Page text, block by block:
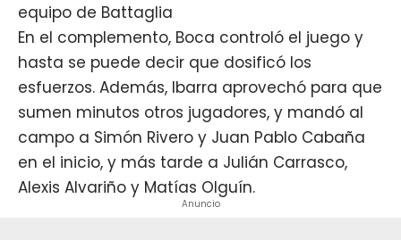
equipo de Battaglia
En el complemento, Boca controló el juego y
hasta se puede decir que dosificó los
esfuerzos. Además, Ibarra aprovechó para que
sumen minutos otros jugadores, y mandó al
campo a Simón Rivero y Juan Pablo Cabaña
en el inicio, y más tarde a Julián Carrasco,
Alexis Alvariño y Matías Olguín.
Anuncio